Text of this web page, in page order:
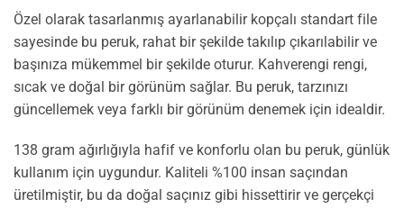
Özel olarak tasarlanmış ayarlanabilir kopçalı standart file
sayesinde bu peruk, rahat bir şekilde takılıp çıkarılabilir ve
başınıza mükemmel bir şekilde oturur. Kahverengi rengi,
sıcak ve doğal bir görünüm sağlar. Bu peruk, tarzınızı
güncellemek veya farklı bir görünüm denemek için idealdir.
138 gram ağırlığıyla hafif ve konforlu olan bu peruk, günlük
kullanım için uygundur. Kaliteli %100 insan saçından
üretilmiştir, bu da doğal saçınız gibi hissettirir ve gerçekçi